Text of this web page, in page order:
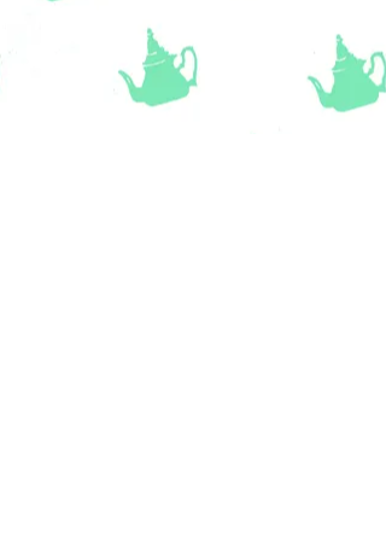
Langdurige blootstelling aan felle zon
en weer en wind kan de levensduur